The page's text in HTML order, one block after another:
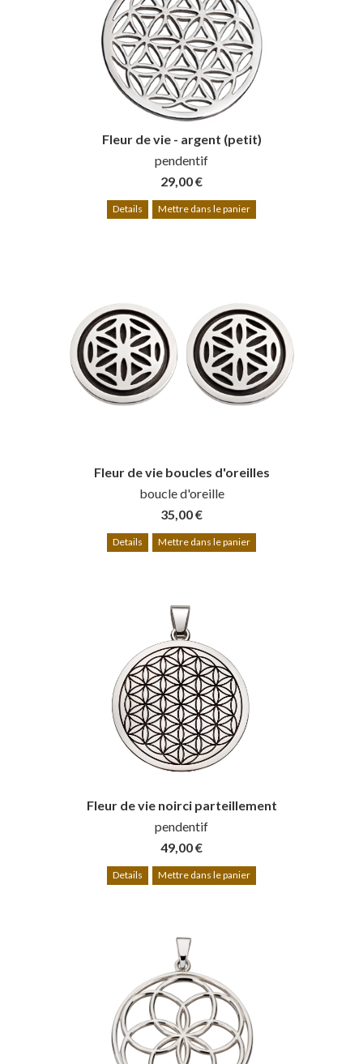
Fleur de vie - argent (petit)
pendentif
29,00 €
Details Mettre dans le panier
Fleur de vie boucles d'oreilles
boucle d'oreille
35,00 €
Details Mettre dans le panier
Fleur de vie noirci parteillement
pendentif
49,00 €
Details Mettre dans le panier